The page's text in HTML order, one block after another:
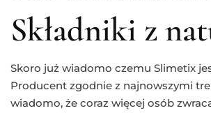
Składniki z
Skoro już wiadomo czemu Slimetix
Producent zgodnie z najnowszymi
wiadomo, że coraz więcej osób